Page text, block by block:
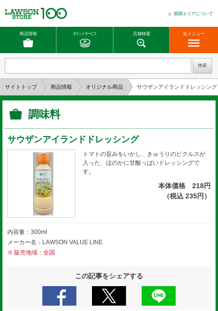
展開エリアについて
商品情報 ポイントサービス 店舗検索 全メニュー
サイトトップ 商品情報 オリジナル商品 サウザンアイランドドレッシング
調味料
サウザンアイランドドレッシング
トマトの旨みをいかし、きゅうりのピクルスが
入った、ほのかに甘酸っぱいドレッシングで
す。
本体価格 218円
（税込 235円）
内容量：300ml
メーカー名：LAWSON VALUE LINE
販売地域：全国
この記事をシェアする